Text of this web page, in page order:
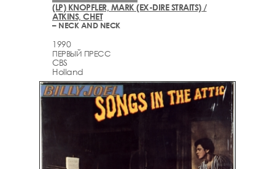
(LP) KNOPFLER, MARK (EX-DIRE STRAITS) /
ATKINS, CHET
– NECK AND NECK
1990
ПЕРВЫЙ ПРЕСС
CBS
Holland